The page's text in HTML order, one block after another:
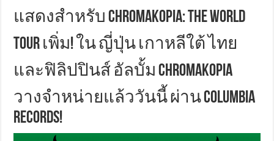
แสดงสำหรับ CHROMAKOPIA: THE WORLD
TOUR เพิ่ม! ใน ญี่ปุ่น เกาหลีใต้ ไทย
และฟิลิปปินส์ อัลบั้ม CHROMAKOPIA
วางจำหน่ายแล้ววันนี้ ผ่าน Columbia
Records!